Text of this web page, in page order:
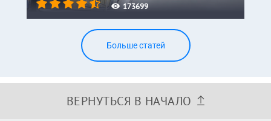
173699
Больше статей
ВЕРНУТЬСЯ В НАЧАЛО